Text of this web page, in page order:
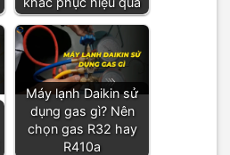
Máy lạnh Daikin sử
dụng gas gì? Nên
chọn gas R32 hay
R410a